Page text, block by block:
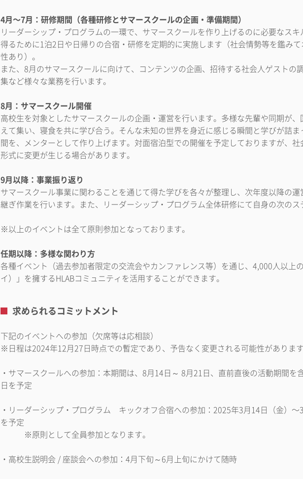
4月〜7月：研修期間（各種研修とサマースクールの企画・準備期間）
リーダーシップ・プログラムの一環で、サマースクールを作り上げるのに必要なスキ
得るために1泊2日や日帰りの合宿・研修を定期的に実施します（社会情勢等を鑑み
性あり）。
また、8月のサマースクールに向けて、コンテンツの企画、招待する社会人ゲストの
集など様々な業務を行います。
8月：サマースクール開催
高校生を対象としたサマースクールの企画・運営を行います。多様な先輩や同期が
えて集い、寝食を共に学び合う。そんな未知の世界を身近に感じる瞬間と学びが詰ま
間を、メンターとして作り上げます。対面宿泊型での開催を予定しておりますが、社
形式に変更が生じる場合があります。
9月以降：事業振り返り
サマースクール事業に関わることを通じて得た学びを各々が整理し、次年度以降の運
継ぎ作業を行います。また、リーダーシップ・プログラム全体研修にて自身の次のス
※以上のイベントは全て原則参加となっております。
任期以降：多様な関わり方
各種イベント（過去参加者限定の交流会やカンファレンス等）を通じ、4,000人以上
イ）」を擁するHLABコミュニティを活用することができます。
求められるコミットメント
下記のイベントへの参加（欠席等は応相談）
※日程は2024年12月27日時点での暫定であり、予告なく変更される可能性があります
・サマースクールへの参加：本期間は、8月14日～ 8月21日、直前直後の活動期間を
日を予定
・リーダーシップ・プログラム キックオフ合宿への参加：2025年3月14日（金）〜
を予定
※原則として全員参加となります。
・高校生説明会 / 座談会への参加：4月下旬～6月上旬にかけて随時